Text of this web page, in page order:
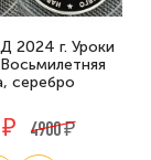
г. Уроки
серебро
₽ 4900 ₽